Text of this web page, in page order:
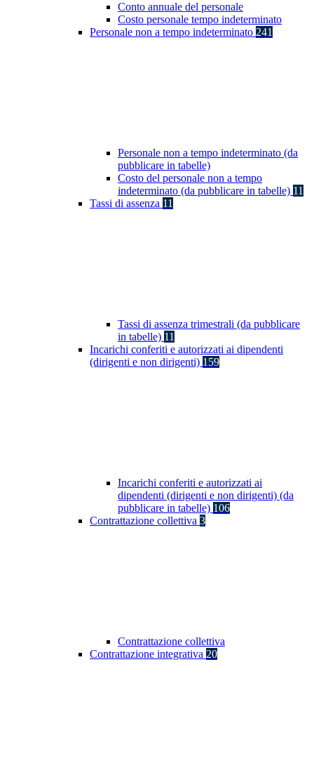
Conto annuale del personale
Costo personale tempo indeterminato
Personale non a tempo indeterminato 241
Personale non a tempo indeterminato (da
pubblicare in tabelle)
Costo del personale non a tempo
indeterminato (da pubblicare in tabelle) 11
Tassi di assenza 11
Tassi di assenza trimestrali (da pubblicare
in tabelle) 11
Incarichi conferiti e autorizzati ai dipendenti
(dirigenti e non dirigenti) 159
Incarichi conferiti e autorizzati ai
dipendenti (dirigenti e non dirigenti) (da
pubblicare in tabelle) 106
Contrattazione collettiva 3
Contrattazione collettiva
Contrattazione integrativa 20